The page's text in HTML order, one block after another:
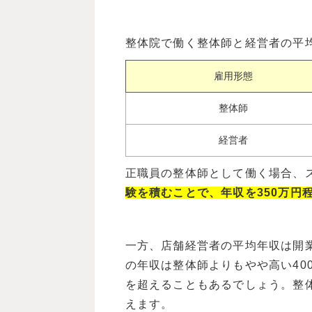
整体院で働く整体師と経営者の平
雇用形態
整体師
経営者
正職員の整体師として働く場合
験を積むことで、年収を350万円
一方、店舗経営者の平均年収は開
の年収は整体師よりもやや高い
を超えることもあるでしょう。
えます。